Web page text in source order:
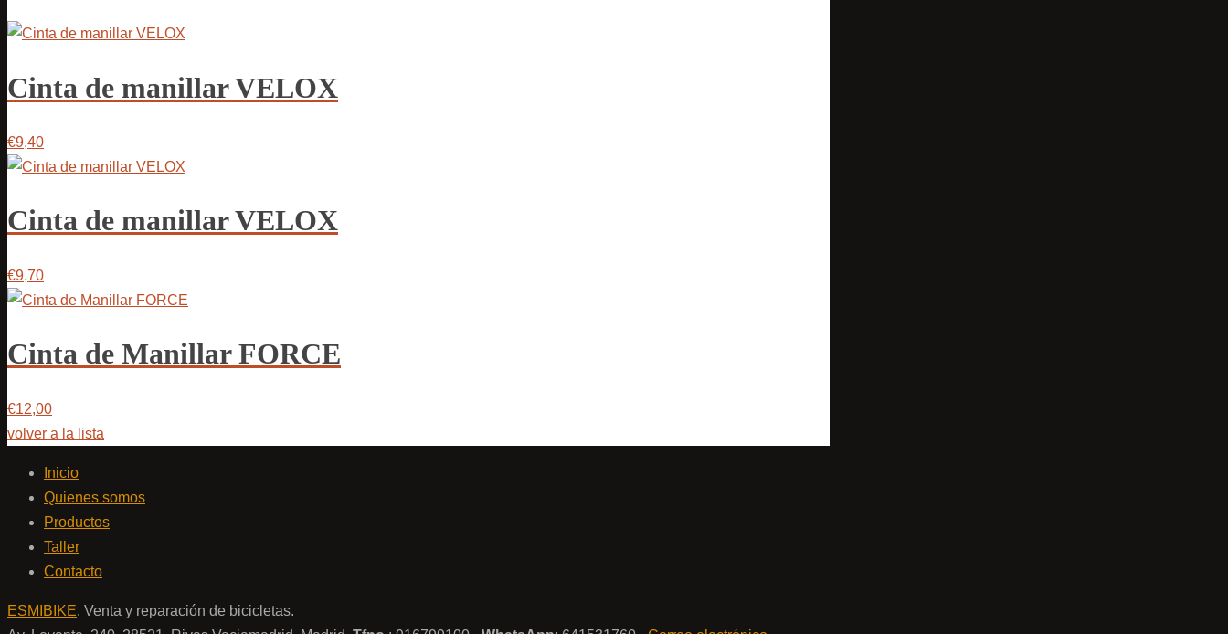
Cinta de manillar VELOX
€9,40
Cinta de manillar VELOX
€9,70
Cinta de Manillar FORCE
€12,00
volver a la lista
Inicio
Quienes somos
Productos
Taller
Contacto
ESMIBIKE. Venta y reparación de bicicletas.